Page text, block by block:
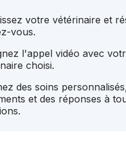
votre vétérinaire et
vous.
l'appel vidéo avec
choisi.
des soins
et des réponses à